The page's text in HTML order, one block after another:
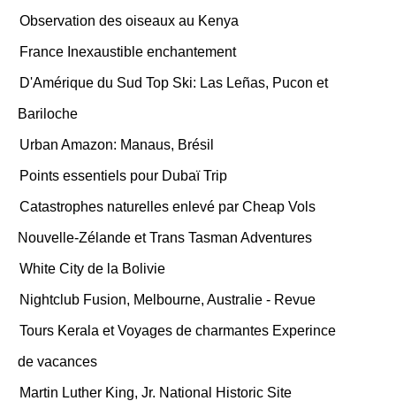
Observation des oiseaux au Kenya
France Inexaustible enchantement
D'Amérique du Sud Top Ski: Las Leñas, Pucon et
Bariloche
Urban Amazon: Manaus, Brésil
Points essentiels pour Dubaï Trip
Catastrophes naturelles enlevé par Cheap Vols
Nouvelle-Zélande et Trans Tasman Adventures
White City de la Bolivie
Nightclub Fusion, Melbourne, Australie - Revue
Tours Kerala et Voyages de charmantes Experince
de vacances
Martin Luther King, Jr. National Historic Site